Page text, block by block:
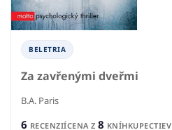
BELETRIA
Za zavřenými dveřmi
B.A. Paris
6 RECENZIÍCENA Z 8 KNÍHKUPECTIEV